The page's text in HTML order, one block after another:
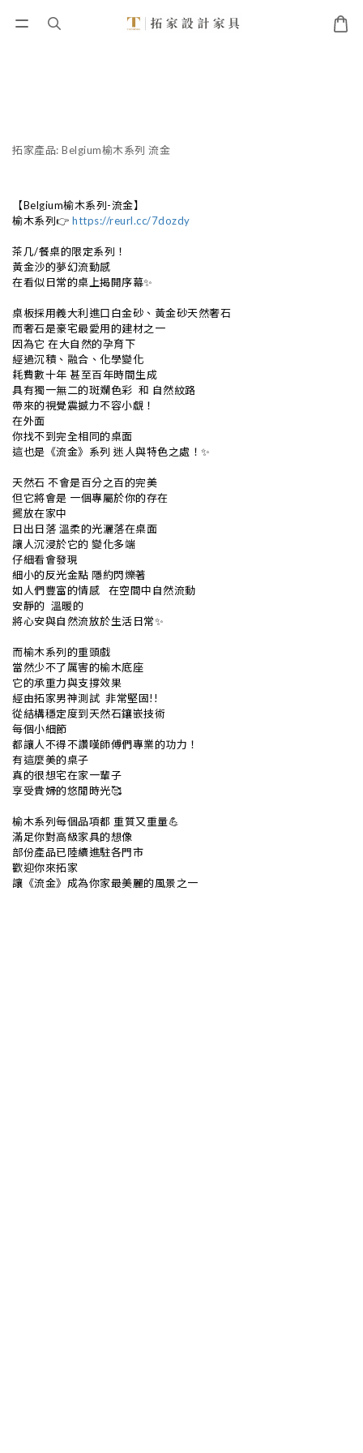
拓家產品: Belgium榆木系列 流金
【Belgium榆木系列-流金】
榆木系列👉 https://reurl.cc/7dozdy
茶几/餐桌的限定系列！
黃金沙的夢幻流動感
在看似日常的桌上揭開序幕✨
桌板採用義大利進口白金砂、黃金砂天然奢石
而奢石是豪宅最愛用的建材之一
因為它 在大自然的孕育下
經過沉積、融合、化學變化
耗費數十年 甚至百年時間生成
具有獨一無二的斑斕色彩 ​ 和 自然紋路
帶來的視覺震撼力不容小覷！
在外面
你找不到完全相同的桌面
這也是《流金》系列 迷人與特色之處！✨
天然石 不會是百分之百的完美
但它將會是 一個專屬於你的存在
擺放在家中
日出日落 溫柔的光灑落在桌面
讓人沉浸於它的 變化多端
仔細看會發現
細小的反光金點 隱約閃爍著
如人們豐富的情感 ​ ​ 在空間中自然流動
安靜的 ​ 溫暖的
將心安與自然流放於生活日常✨
而榆木系列的重頭戲
當然少不了厲害的榆木底座
它的承重力與支撐效果
經由拓家男神測試 ​ 非常堅固!!
從結構穩定度到天然石鑲嵌技術
每個小細節
都讓人不得不讚嘆師傅們專業的功力！
有這麼美的桌子
真的很想宅在家一輩子
享受貴婦的悠閒時光🥰
榆木系列每個品項都 重質又重量💪
滿足你對高級家具的想像
部份產品已陸續進駐各門市
歡迎你來拓家
讓《流金》成為你家最美麗的風景之一